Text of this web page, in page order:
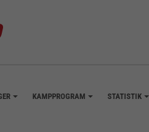
KAMPPROGRAM STATISTIK